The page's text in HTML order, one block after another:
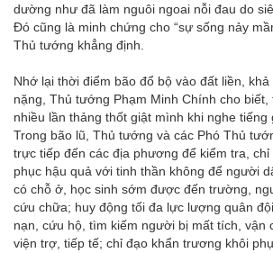
dường như đã làm nguôi ngoai nỗi đau do
Đó cũng là minh chứng cho “sự sống nảy
Thủ tướng khẳng định.
Nhớ lại thời điểm bão đổ bộ vào đất liền,
nặng, Thủ tướng Phạm Minh Chính cho biết,
nhiều lần thảng thốt giật mình khi nghe tiếng
Trong bão lũ, Thủ tướng và các Phó Thủ
trực tiếp đến các địa phương để kiểm tra,
phục hậu quả với tinh thần không để người
có chỗ ở, học sinh sớm được đến trường,
cứu chữa; huy động tối đa lực lượng quân
nạn, cứu hộ, tìm kiếm người bị mất tích, vận
viện trợ, tiếp tế; chỉ đạo khẩn trương khôi